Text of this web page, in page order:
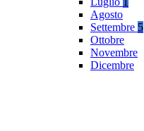
Agosto
Settembre 5
Ottobre
Novembre
Dicembre